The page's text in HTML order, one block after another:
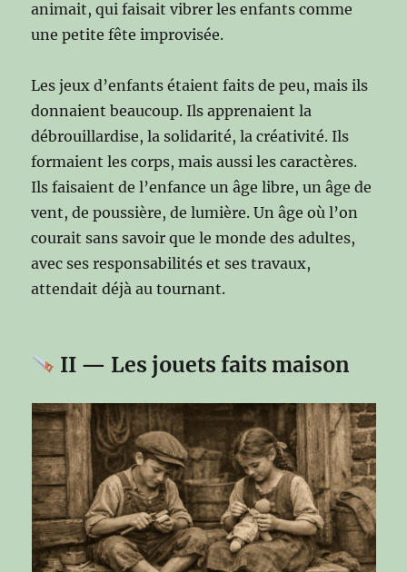
animait, qui faisait vibrer les enfants comme
une petite fête improvisée.
Les jeux d’enfants étaient faits de peu, mais ils
donnaient beaucoup. Ils apprenaient la
débrouillardise, la solidarité, la créativité. Ils
formaient les corps, mais aussi les caractères.
Ils faisaient de l’enfance un âge libre, un âge de
vent, de poussière, de lumière. Un âge où l’on
courait sans savoir que le monde des adultes,
avec ses responsabilités et ses travaux,
attendait déjà au tournant.
II — Les jouets faits maison